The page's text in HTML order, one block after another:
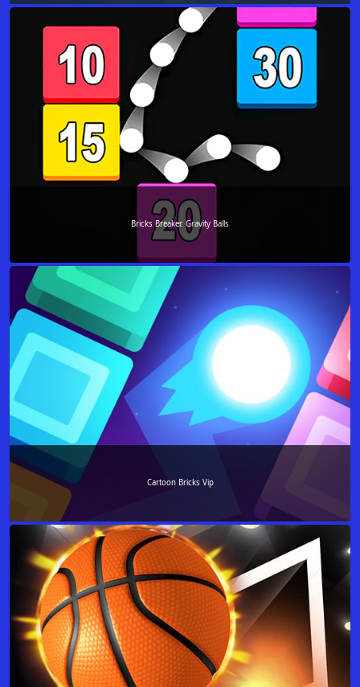
Bricks Breaker. Gravity Balls
Cartoon Bricks Vip